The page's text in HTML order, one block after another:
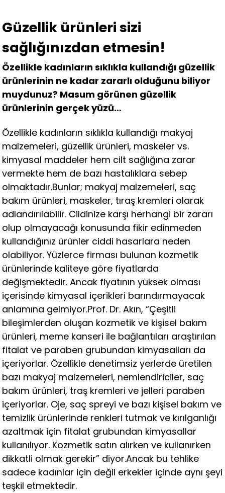
Güzellik ürünleri sizi
sağlığınızdan etmesin!
Özellikle kadınların sıklıkla kullandığı güzellik
ürünlerinin ne kadar zararlı olduğunu biliyor
muydunuz? Masum görünen güzellik
ürünlerinin gerçek yüzü…
Özellikle kadınların sıklıkla kullandığı makyaj
malzemeleri, güzellik ürünleri, maskeler vs.
kimyasal maddeler hem cilt sağlığına zarar
vermekte hem de bazı hastalıklara sebep
olmaktadır.Bunlar; makyaj malzemeleri, saç
bakım ürünleri, maskeler, tıraş kremleri olarak
adlandırılabilir. Cildinize karşı herhangi bir zararı
olup olmayacağı konusunda fikir edinmeden
kullandığınız ürünler ciddi hasarlara neden
olabiliyor. Yüzlerce firması bulunan kozmetik
ürünlerinde kaliteye göre fiyatlarda
değişmektedir. Ancak fiyatının yüksek olması
içerisinde kimyasal içerikleri barındırmayacak
anlamına gelmiyor.Prof. Dr. Akın, “Çeşitli
bileşimlerden oluşan kozmetik ve kişisel bakım
ürünleri, meme kanseri ile bağlantıları araştırılan
fitalat ve paraben grubundan kimyasalları da
içeriyorlar. Özellikle denetimsiz yerlerde üretilen
bazı makyaj malzemeleri, nemlendiriciler, saç
bakım ürünleri, traş kremleri ve jelleri paraben
içeriyorlar. Oje, saç spreyi ve bazı kişisel bakım ve
temizlik ürünlerinde renkleri tutmak ve kırılganlığı
azaltmak için fitalat grubundan kimyasallar
kullanılıyor. Kozmetik satın alırken ve kullanırken
dikkatli olmak gerekir” diyor.Ancak bu tehlike
sadece kadınlar için değil erkekler içinde aynı şeyi
teşkil etmektedir.